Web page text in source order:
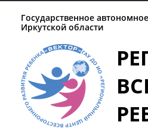
Государственное
Иркутской области